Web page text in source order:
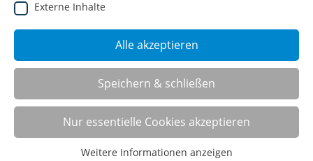
SHOP
Externe Inhalte
Alle akzeptieren
Speichern & schließen
Nur essentielle Cookies akzeptieren
Weitere Informationen anzeigen